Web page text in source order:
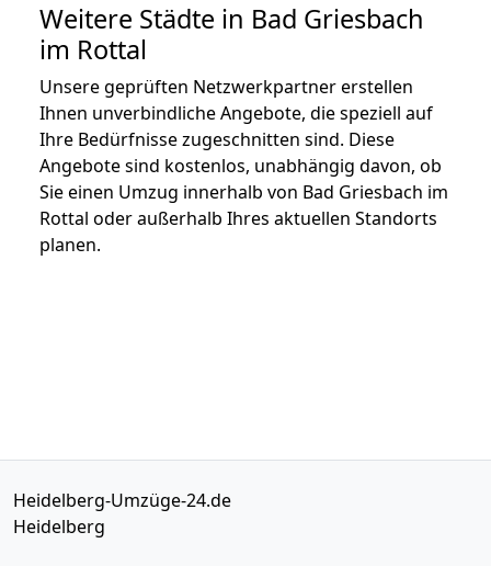
Weitere Städte in Bad Griesbach
im Rottal
Unsere geprüften Netzwerkpartner erstellen
Ihnen unverbindliche Angebote, die speziell auf
Ihre Bedürfnisse zugeschnitten sind. Diese
Angebote sind kostenlos, unabhängig davon, ob
Sie einen Umzug innerhalb von Bad Griesbach im
Rottal oder außerhalb Ihres aktuellen Standorts
planen.
Heidelberg-Umzüge-24.de
Heidelberg